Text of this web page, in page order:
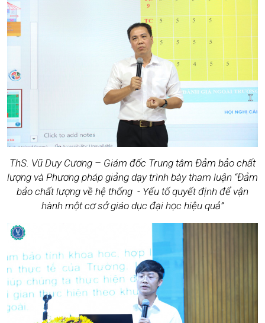
ThS. Vũ Duy Cương – Giám đốc Trung tâm Đảm bảo chất
lượng và Phương pháp giảng dạy trình bày tham luận “Đảm
bảo chất lượng về hệ thống - Yếu tố quyết định để vận
hành một cơ sở giáo dục đại học hiệu quả”